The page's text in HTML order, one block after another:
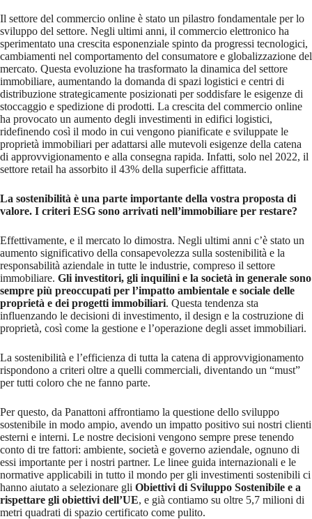
Il settore del commercio online è stato un pilastro fondamentale per lo
sviluppo del settore. Negli ultimi anni, il commercio elettronico ha
sperimentato una crescita esponenziale spinto da progressi tecnologici,
cambiamenti nel comportamento del consumatore e globalizzazione del
mercato. Questa evoluzione ha trasformato la dinamica del settore
immobiliare, aumentando la domanda di spazi logistici e centri di
distribuzione strategicamente posizionati per soddisfare le esigenze di
stoccaggio e spedizione di prodotti. La crescita del commercio online
ha provocato un aumento degli investimenti in edifici logistici,
ridefinendo così il modo in cui vengono pianificate e sviluppate le
proprietà immobiliari per adattarsi alle mutevoli esigenze della catena
di approvvigionamento e alla consegna rapida. Infatti, solo nel 2022, il
settore retail ha assorbito il 43% della superficie affittata.
La sostenibilità è una parte importante della vostra proposta di
valore. I criteri ESG sono arrivati nell’immobiliare per restare?
Effettivamente, e il mercato lo dimostra. Negli ultimi anni c’è stato un
aumento significativo della consapevolezza sulla sostenibilità e la
responsabilità aziendale in tutte le industrie, compreso il settore
immobiliare. Gli investitori, gli inquilini e la società in generale sono
sempre più preoccupati per l’impatto ambientale e sociale delle
proprietà e dei progetti immobiliari. Questa tendenza sta
influenzando le decisioni di investimento, il design e la costruzione di
proprietà, così come la gestione e l’operazione degli asset immobiliari.
La sostenibilità e l’efficienza di tutta la catena di approvvigionamento
rispondono a criteri oltre a quelli commerciali, diventando un “must”
per tutti coloro che ne fanno parte.
Per questo, da Panattoni affrontiamo la questione dello sviluppo
sostenibile in modo ampio, avendo un impatto positivo sui nostri clienti
esterni e interni. Le nostre decisioni vengono sempre prese tenendo
conto di tre fattori: ambiente, società e governo aziendale, ognuno di
essi importante per i nostri partner. Le linee guida internazionali e le
normative applicabili in tutto il mondo per gli investimenti sostenibili ci
hanno aiutato a selezionare gli Obiettivi di Sviluppo Sostenibile e a
rispettare gli obiettivi dell’UE, e già contiamo su oltre 5,7 milioni di
metri quadrati di spazio certificato come pulito.